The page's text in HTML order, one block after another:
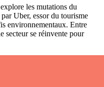
les mutations du
Uber, essor du tourisme
environnementaux. Entre
secteur se réinvente pour